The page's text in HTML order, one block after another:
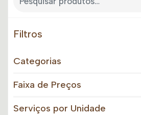
Filtros
Categorias
Faixa de Preços
Serviços por Unidade